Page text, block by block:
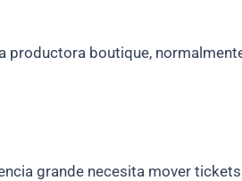
productora boutique,
grande necesita mover